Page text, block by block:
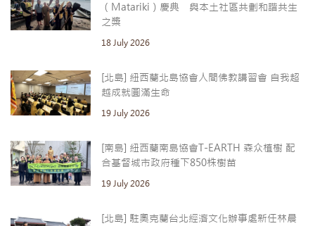
（Matariki）慶典 與本土社區共劃和諧共生
之槳
18 July 2026
[北島] 紐西蘭北島協會人間佛教講習會 自我超
越成就圓滿生命
19 July 2026
[南島] 紐西蘭南島協會T-EARTH 森众植樹 配
合基督城市政府種下850株樹苗
19 July 2026
[北島] 駐奧克蘭台北經濟文化辦事處新任林晨